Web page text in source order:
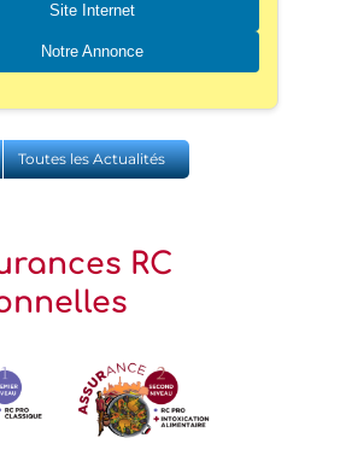
Site Internet
Notre Annonce
Toutes les Actualités
RC